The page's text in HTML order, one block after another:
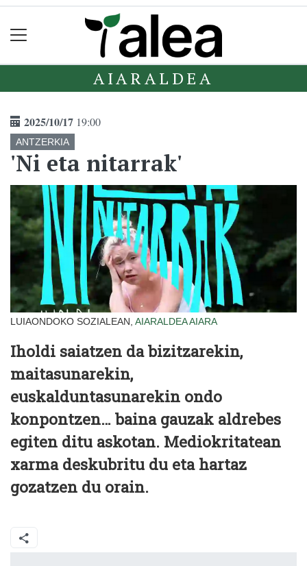
AIARALDEA
2025/10/17 19:00
ANTZERKIA
'Ni eta nitarrak'
LUIAONDOKO SOZIALEAN, AIARALDEAAIARA
Iholdi saiatzen da bizitzarekin,
maitasunarekin,
euskalduntasunarekin ondo
konpontzen… baina gauzak aldrebes
egiten ditu askotan. Mediokritatean
xarma deskubritu du eta hartaz
gozatzen du orain.